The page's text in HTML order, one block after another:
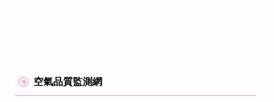
空氣品質監測網